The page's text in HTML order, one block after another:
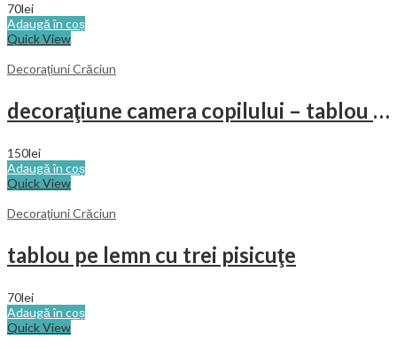
70lei
Adaugă în coș
Quick View
Decoraţiuni Crăciun
decoraţiune camera copilului – tablou pisici pe acoperiş
150lei
Adaugă în coș
Quick View
Decoraţiuni Crăciun
tablou pe lemn cu trei pisicuţe
70lei
Adaugă în coș
Quick View